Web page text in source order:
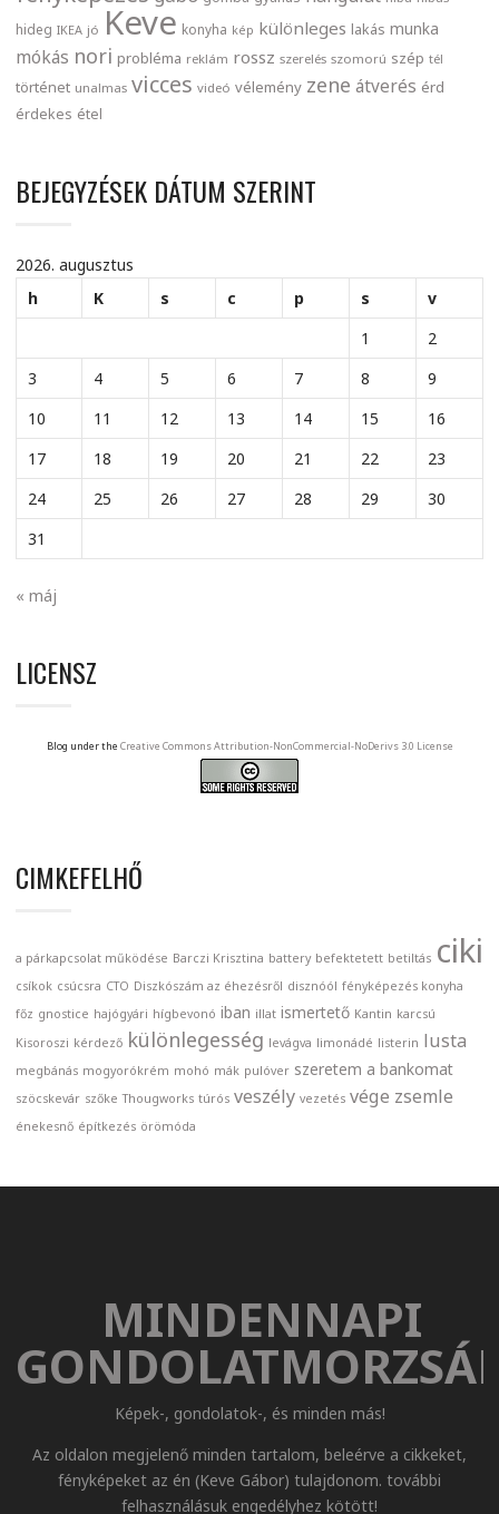
hideg IKEA jó Keve konyha kép különleges lakás munka
mókás nori probléma reklám rossz szerelés szomorú szép tél
történet unalmas vicces videó vélemény zene átverés érd
érdekes étel
BEJEGYZÉSEK DÁTUM SZERINT
2026. augusztus
h
K s c p s
v
1
2
3
4 5 6 7 8
9
10
11 12 13 14 15
16
17
18 19 20 21 22
23
24
25 26 27 28 29
30
31
« máj
LICENSZ
Blog under the Creative Commons Attribution-NonCommercial-NoDerivs 3.0 License
CIMKEFELHŐ
a párkapcsolat működése Barczi Krisztina battery befektetett betiltás ciki
csíkok csúcsra CTO Diszkószám az éhezésről disznóól fényképezés konyha
főz gnostice hajógyári hígbevonó iban illat ismertető Kantin karcsú
Kisoroszi kérdező különlegesség levágva limonádé listerin lusta
megbánás mogyorókrém mohó mák pulóver szeretem a bankomat
szöcskevár szőke Thougworks túrós veszély vezetés vége zsemle
énekesnő építkezés örömóda
MINDENNAPI
Képek-, gondolatok-, és minden más!
Az oldalon megjelenő minden tartalom, beleérve a cikkeket,
fényképeket az én (Keve Gábor) tulajdonom. további
felhasználásuk engedélyhez kötött!